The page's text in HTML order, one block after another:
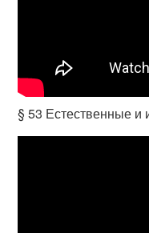
§ 53 Естественные и